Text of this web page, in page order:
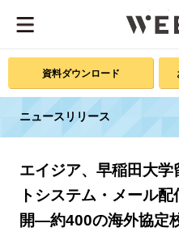
資料ダウンロード
ニュースリリース
エイジア、早稲田大
トシステム・メール
開―約400の海外協定